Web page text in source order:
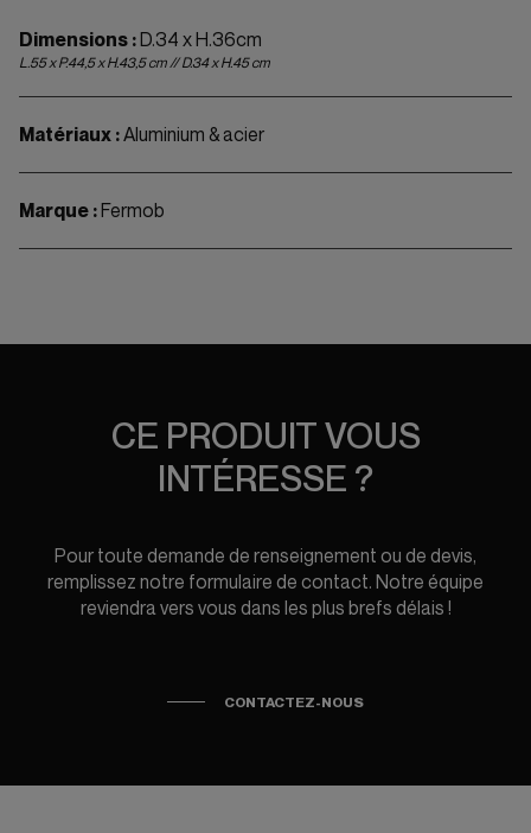
Dimensions :D.34 x H.36cm
L.55 x P.44,5 x H.43,5 cm // D.34 x H.45 cm
Matériaux :Aluminium & acier
Marque :Fermob
CE PRODUIT VOUS
INTÉRESSE ?
Pour toute demande de renseignement ou de devis,
remplissez notre formulaire de contact. Notre équipe
reviendra vers vous dans les plus brefs délais !
CONTACTEZ-NOUS